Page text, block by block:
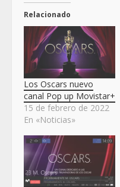
Relacionado
Los Oscars nuevo
canal Pop up Movistar+
15 de febrero de 2022
En «Noticias»